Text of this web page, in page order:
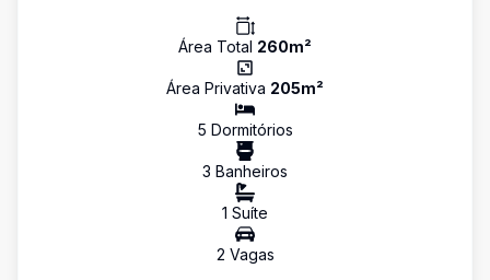
Área Total 260m²
Área Privativa 205m²
5 Dormitórios
3 Banheiros
1 Suíte
2 Vagas